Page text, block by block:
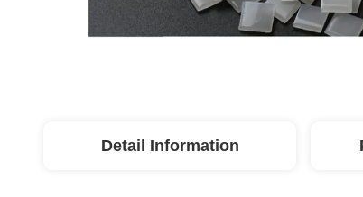
Detail Information